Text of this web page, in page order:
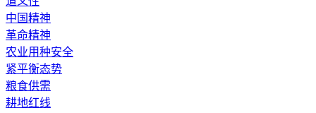
中国精神
革命精神
农业用种安全
紧平衡态势
粮食供需
耕地红线